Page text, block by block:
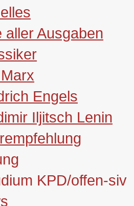
aller Ausgaben
Engels
Iljitsch Lenin
KPD/offen-siv